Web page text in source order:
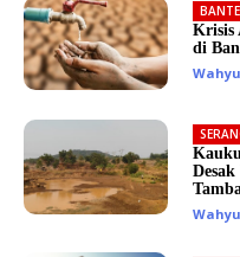
Krisis
di